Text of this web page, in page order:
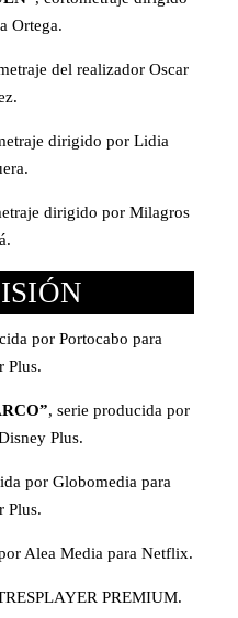
Ortega.
del realizador Oscar
dirigido por Lidia
dirigido por Milagros
por Portocabo para
Plus.
, serie producida por
Plus.
por Globomedia para
Plus.
Alea Media para Netflix.
PREMIUM.